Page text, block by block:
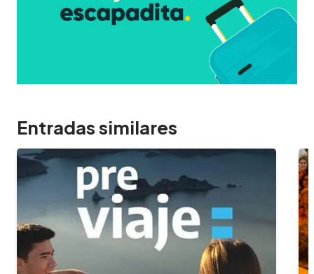
Entradas similares